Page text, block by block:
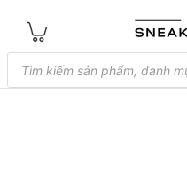
Tìm
kiếm
sản